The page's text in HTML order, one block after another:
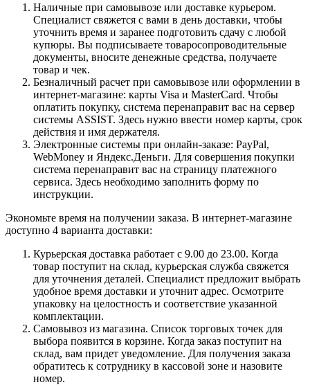
Наличные при самовывозе или доставке курьером.
Специалист свяжется с вами в день доставки, чтобы
уточнить время и заранее подготовить сдачу с любой
купюры. Вы подписываете товаросопроводительные
документы, вносите денежные средства, получаете
товар и чек.
Безналичный расчет при самовывозе или оформлении в
интернет-магазине: карты Visa и MasterCard. Чтобы
оплатить покупку, система перенаправит вас на сервер
системы ASSIST. Здесь нужно ввести номер карты, срок
действия и имя держателя.
Электронные системы при онлайн-заказе: PayPal,
WebMoney и Яндекс.Деньги. Для совершения покупки
система перенаправит вас на страницу платежного
сервиса. Здесь необходимо заполнить форму по
инструкции.
Экономьте время на получении заказа. В интернет-магазине
доступно 4 варианта доставки:
Курьерская доставка работает с 9.00 до 23.00. Когда
товар поступит на склад, курьерская служба свяжется
для уточнения деталей. Специалист предложит выбрать
удобное время доставки и уточнит адрес. Осмотрите
упаковку на целостность и соответствие указанной
комплектации.
Самовывоз из магазина. Список торговых точек для
выбора появится в корзине. Когда заказ поступит на
склад, вам придет уведомление. Для получения заказа
обратитесь к сотруднику в кассовой зоне и назовите
номер.